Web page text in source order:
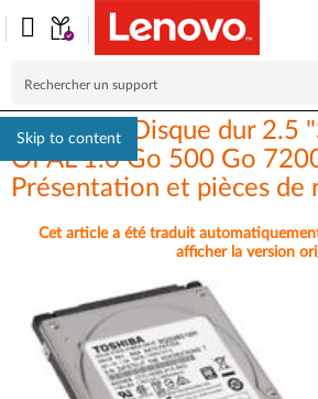
Skip to content
Think Pad Disque dur 2.5
OPAL 1.0 Go 500 Go
Présentation et pièces de
Cet article a été traduit
afficher la version